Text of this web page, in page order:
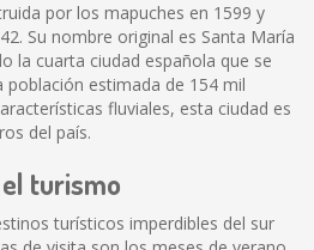
por los mapuches en 1599 y
Su nombre original es Santa María
la cuarta ciudad española que se
población estimada de 154 mil
fluviales, esta ciudad es
del país.
turismo
turísticos imperdibles del sur